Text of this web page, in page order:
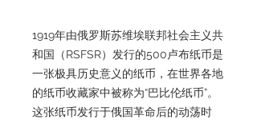
1919年由俄罗斯苏维埃联邦社会主义共
和国（RSFSR）发行的500卢布纸币是
一张极具历史意义的纸币，在世界各地
的纸币收藏家中被称为“巴比伦纸币”。
这张纸币发行于俄国革命后的动荡时